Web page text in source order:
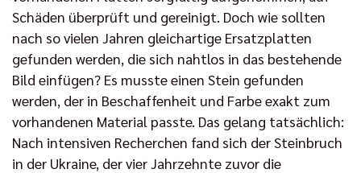
Schäden überprüft und gereinigt. Doch wie sollten
nach so vielen Jahren gleichartige Ersatzplatten
gefunden werden, die sich nahtlos in das bestehende
Bild einfügen? Es musste einen Stein gefunden
werden, der in Beschaffenheit und Farbe exakt zum
vorhandenen Material passte. Das gelang tatsächlich:
Nach intensiven Recherchen fand sich der Steinbruch
in der Ukraine, der vier Jahrzehnte zuvor die